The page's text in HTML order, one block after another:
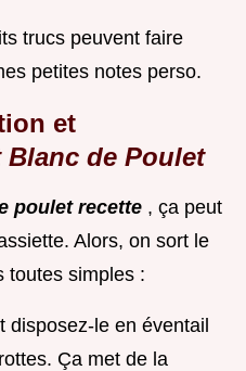
trucs peuvent faire
petites notes perso.
et
de Poulet
poulet recette , ça peut
Alors, on sort le
toutes simples :
disposez-le en éventail
Ça met de la